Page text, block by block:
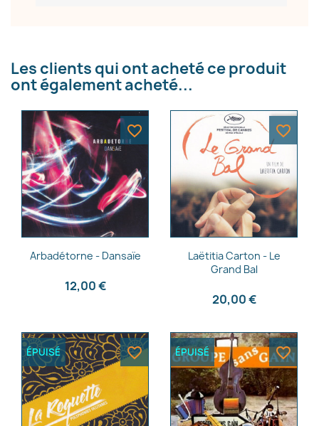
Les clients qui ont acheté ce produit
ont également acheté...
Aperçu rapide
Arbadétorne - Dansaïe
12,00 €
favorite_border
Aperçu rapide
Laëtitia Carton - Le
Grand Bal
20,00 €
favorite_border
ÉPUISÉ favorite_border ÉPUISÉ favorite_border